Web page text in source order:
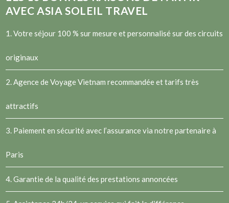
AVEC ASIA SOLEIL TRAVEL
1. Votre séjour 100 % sur mesure et personnalisé sur des circuits
originaux
2.Agence de Voyage Vietnam recommandée et tarifs très
attractifs
3. Paiement en sécurité avec l’assurance via notre partenaire à
Paris
4. Garantie de la qualité des prestations annoncées